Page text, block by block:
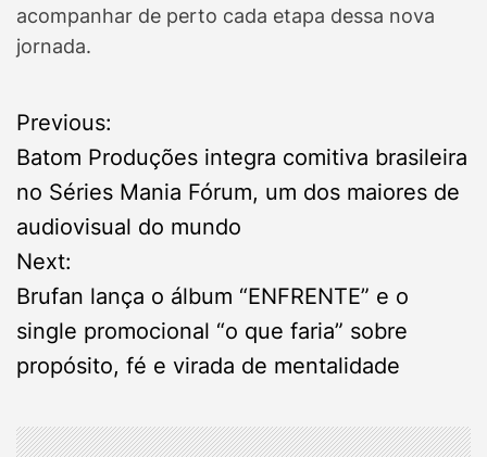
acompanhar de perto cada etapa dessa nova
jornada.
P
o
s
t
n
a
v
Previous:
Batom Produções integra comitiva brasileira
no Séries Mania Fórum, um dos maiores de
audiovisual do mundo
Next:
Brufan lança o álbum “ENFRENTE” e o
single promocional “o que faria” sobre
propósito, fé e virada de mentalidade